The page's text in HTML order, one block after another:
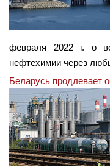
февраля 2022 г. о
нефтехимии через
Беларусь продлевает